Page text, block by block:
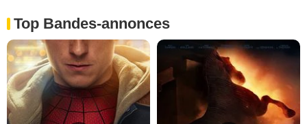
Top Bandes-annonces